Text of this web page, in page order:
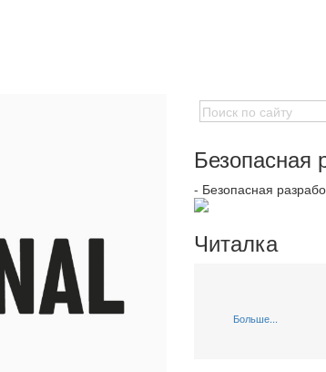
Безопасная
- Безопасная
Читалка
Больше...